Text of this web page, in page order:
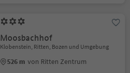
Moosbachhof
Klobenstein, Ritten, Bozen und Umgebung
526 m von Ritten Zentrum